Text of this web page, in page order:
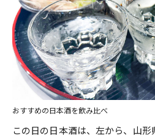
おすすめの日本酒を飲み比べ
この日の日本酒は、左から、山